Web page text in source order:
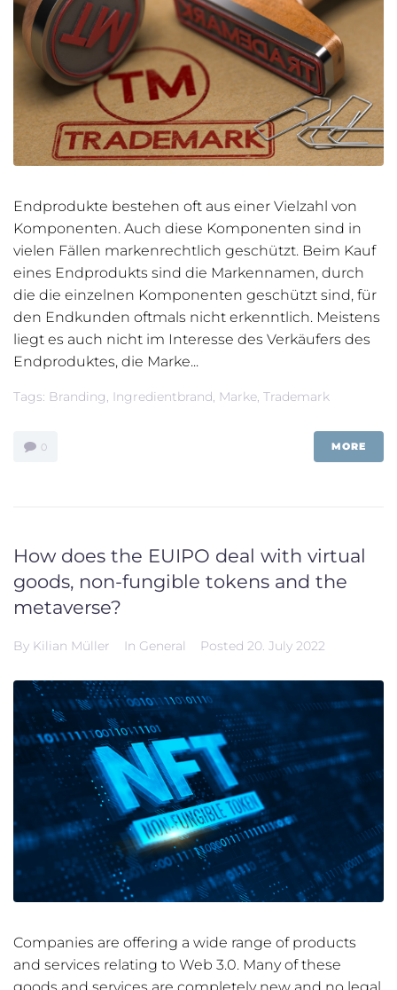
Endprodukte bestehen oft aus einer Vielzahl von
Komponenten. Auch diese Komponenten sind in
vielen Fällen markenrechtlich geschützt. Beim Kauf
eines Endprodukts sind die Markennamen, durch
die die einzelnen Komponenten geschützt sind, für
den Endkunden oftmals nicht erkenntlich. Meistens
liegt es auch nicht im Interesse des Verkäufers des
Endproduktes, die Marke...
Tags: Branding, Ingredientbrand, Marke, Trademark
0 MORE
How does the EUIPO deal with virtual
goods, non-fungible tokens and the
metaverse?
By Kilian Müller In General Posted 20. July 2022
Companies are offering a wide range of products
and services relating to Web 3.0. Many of these
goods and services are completely new and no legal